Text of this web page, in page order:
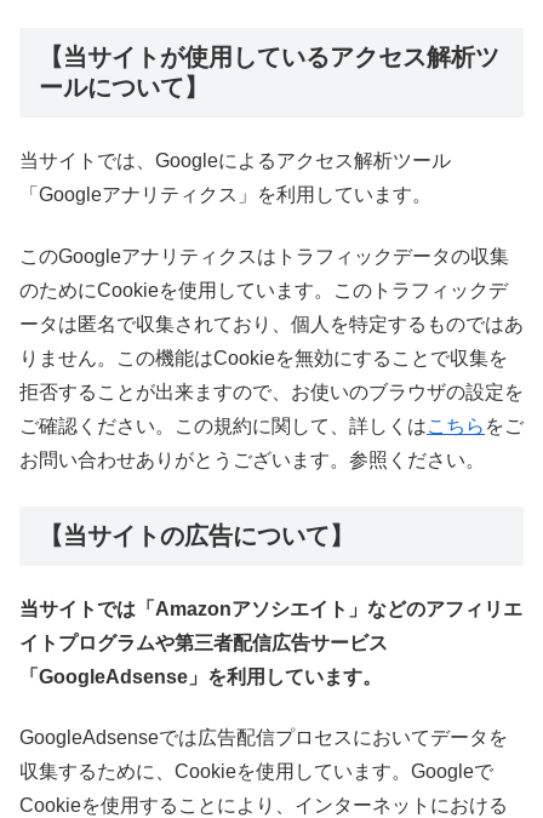
【当サイトが使用しているアクセス解析ツ
ールについて】
当サイトでは、Googleによるアクセス解析ツール
「Googleアナリティクス」を利用しています。
このGoogleアナリティクスはトラフィックデータの収集
のためにCookieを使用しています。このトラフィックデ
ータは匿名で収集されており、個人を特定するものではあ
りません。この機能はCookieを無効にすることで収集を
拒否することが出来ますので、お使いのブラウザの設定を
ご確認ください。この規約に関して、詳しくはこちら をご
お問い合わせありがとうございます。参照ください。
【当サイトの広告について】
当サイトでは「Amazonアソシエイト」などのアフィリエ
イトプログラムや第三者配信広告サービス
「GoogleAdsense」を利用しています。
GoogleAdsenseでは広告配信プロセスにおいてデータを
収集するために、Cookieを使用しています。Googleで
Cookieを使用することにより、インターネットにおける